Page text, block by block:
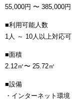
55,000円 〜 385,000円
■利用可能人数
1人 ～ 10人以上対応可
■面積
2.12㎡〜 25.72㎡
■設備
・インターネット環境